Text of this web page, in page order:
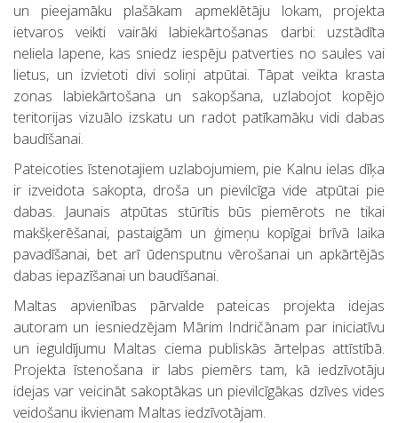
un pieejamāku plašākam apmeklētāju lokam, projekta
ietvaros veikti vairāki labiekārtošanas darbi: uzstādīta
neliela lapene, kas sniedz iespēju patverties no saules vai
lietus, un izvietoti divi soliņi atpūtai. Tāpat veikta krasta
zonas labiekārtošana un sakopšana, uzlabojot kopējo
teritorijas vizuālo izskatu un radot patīkamāku vidi dabas
baudīšanai.
Pateicoties īstenotajiem uzlabojumiem, pie Kalnu ielas dīķa
ir izveidota sakopta, droša un pievilcīga vide atpūtai pie
dabas. Jaunais atpūtas stūrītis būs piemērots ne tikai
makšķerēšanai, pastaigām un ģimeņu kopīgai brīvā laika
pavadīšanai, bet arī ūdensputnu vērošanai un apkārtējās
dabas iepazīšanai un baudīšanai.
Maltas apvienības pārvalde pateicas projekta idejas
autoram un iesniedzējam Mārim Indričānam par iniciatīvu
un ieguldījumu Maltas ciema publiskās ārtelpas attīstībā.
Projekta īstenošana ir labs piemērs tam, kā iedzīvotāju
idejas var veicināt sakoptākas un pievilcīgākas dzīves vides
veidošanu ikvienam Maltas iedzīvotājam.